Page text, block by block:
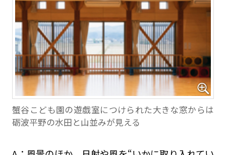
蟹谷こども園の遊戯室につけられた大きな窓からは
砺波平野の水田と山並みが見える